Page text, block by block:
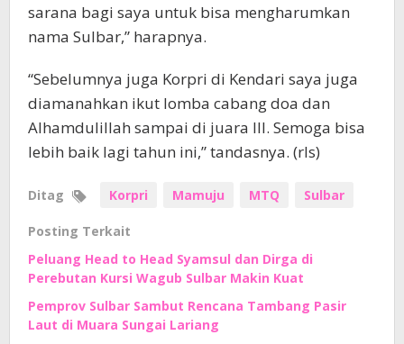
sarana bagi saya untuk bisa mengharumkan
nama Sulbar,” harapnya.
“Sebelumnya juga Korpri di Kendari saya juga
diamanahkan ikut lomba cabang doa dan
Alhamdulillah sampai di juara III. Semoga bisa
lebih baik lagi tahun ini,” tandasnya. (rls)
Ditag Korpri Mamuju MTQ Sulbar
Posting Terkait
Peluang Head to Head Syamsul dan Dirga di
Perebutan Kursi Wagub Sulbar Makin Kuat
Pemprov Sulbar Sambut Rencana Tambang Pasir
Laut di Muara Sungai Lariang